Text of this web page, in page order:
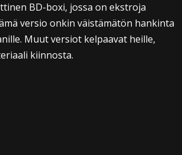
BD-boxi, jossa on ekstroja
versio onkin väistämätön hankinta
Muut versiot kelpaavat heille,
kiinnosta.